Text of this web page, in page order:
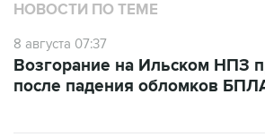
НОВОСТИ ПО ТЕМЕ
8 августа 07:37
Возгорание на Ильском НПЗ
после падения обломков